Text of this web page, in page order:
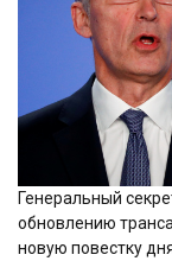
Генеральный
обновлению
новую повестку